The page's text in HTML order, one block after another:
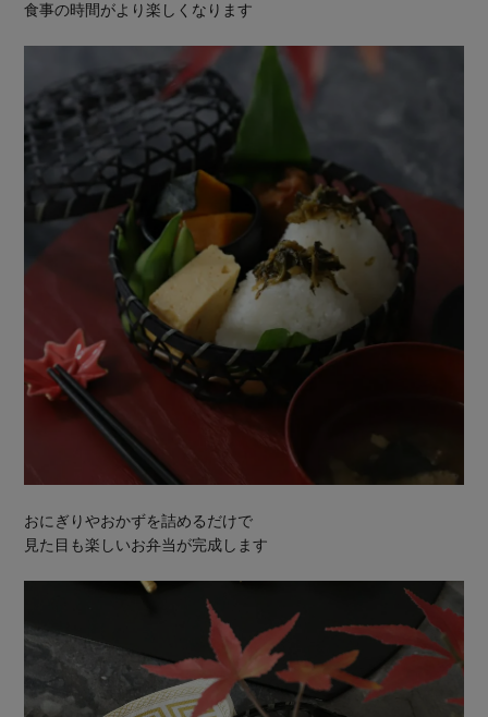
食事の時間がより楽しくなります
おにぎりやおかずを詰めるだけで
見た目も楽しいお弁当が完成します